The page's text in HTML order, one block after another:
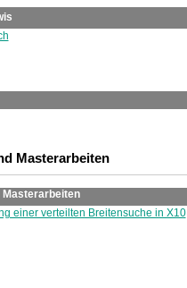
Masterarbeiten
Masterarbeiten
einer verteilten Breitensuche in X10